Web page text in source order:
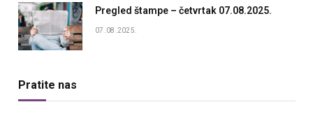
Pregled štampe – četvrtak 07.08.2025.
07.08.2025.
Pratite nas